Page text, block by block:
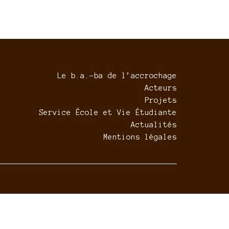
Le b.a.-ba de l’accrochage
Acteurs
Projets
Service École et Vie Étudiante
Actualités
Mentions légales